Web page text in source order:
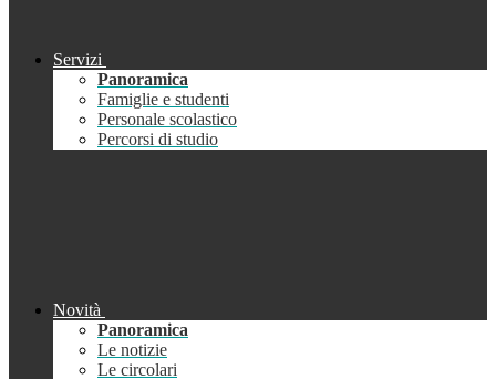
Servizi
Panoramica
Famiglie e studenti
Personale scolastico
Percorsi di studio
Novità
Panoramica
Le notizie
Le circolari